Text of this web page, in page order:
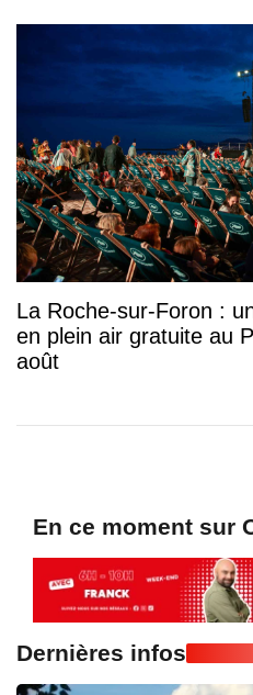
La Roche-sur-Foron :
en plein air gratuite au
août
En ce moment sur
Dernières infos